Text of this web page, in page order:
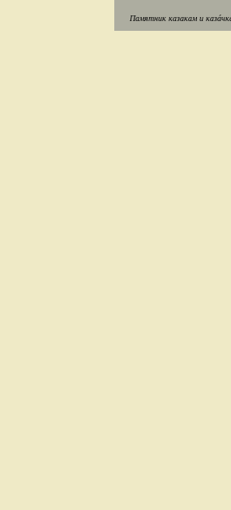
Памятник казакам и